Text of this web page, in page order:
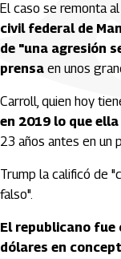
El caso se remonta
civil federal de
de "una agresión
prensa en unos
Carroll, quien hoy
en 2019 lo que
23 años antes en un
Trump la calificó de
falso".
El republicano fue
dólares en